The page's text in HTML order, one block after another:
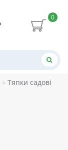
0
Тяпки садові